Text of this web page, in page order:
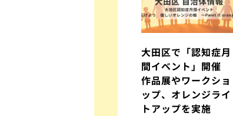
大田区で「認知症月
間イベント」開催
作品展やワークショ
ップ、オレンジライ
トアップを実施